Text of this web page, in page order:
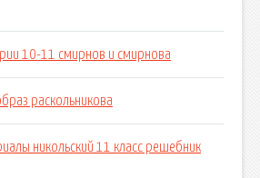
10-11 смирнов и смирнова
раскольникова
никольский 11 класс решебник